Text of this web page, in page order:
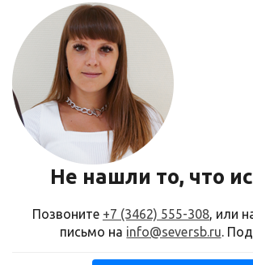
Не нашли то, что
Позвоните +7 (3462) 555-308, или
письмо на info@seversb.ru.